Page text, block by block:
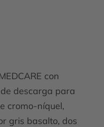
con
descarga para
cromo-níquel,
gris basalto, dos